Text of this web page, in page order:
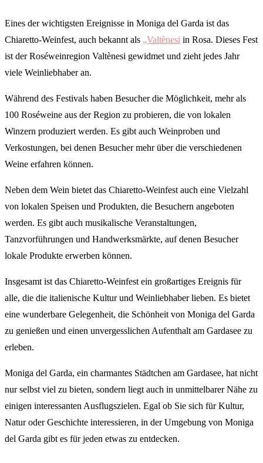
Eines der wichtigsten Ereignisse in Moniga del Garda ist das
Chiaretto-Weinfest, auch bekannt als „Valtènesi in Rosa. Dieses Fest
ist der Roséweinregion Valtènesi gewidmet und zieht jedes Jahr
viele Weinliebhaber an.
Während des Festivals haben Besucher die Möglichkeit, mehr als
100 Roséweine aus der Region zu probieren, die von lokalen
Winzern produziert werden. Es gibt auch Weinproben und
Verkostungen, bei denen Besucher mehr über die verschiedenen
Weine erfahren können.
Neben dem Wein bietet das Chiaretto-Weinfest auch eine Vielzahl
von lokalen Speisen und Produkten, die Besuchern angeboten
werden. Es gibt auch musikalische Veranstaltungen,
Tanzvorführungen und Handwerksmärkte, auf denen Besucher
lokale Produkte erwerben können.
Insgesamt ist das Chiaretto-Weinfest ein großartiges Ereignis für
alle, die die italienische Kultur und Weinliebhaber lieben. Es bietet
eine wunderbare Gelegenheit, die Schönheit von Moniga del Garda
zu genießen und einen unvergesslichen Aufenthalt am Gardasee zu
erleben.
Moniga del Garda, ein charmantes Städtchen am Gardasee, hat nicht
nur selbst viel zu bieten, sondern liegt auch in unmittelbarer Nähe zu
einigen interessanten Ausflugszielen. Egal ob Sie sich für Kultur,
Natur oder Geschichte interessieren, in der Umgebung von Moniga
del Garda gibt es für jeden etwas zu entdecken.